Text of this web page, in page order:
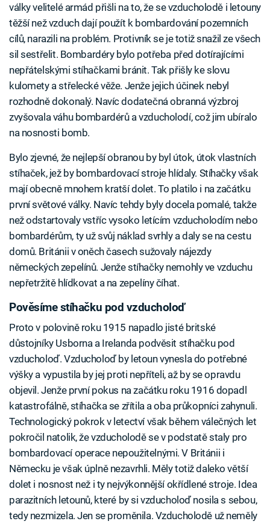
války velitelé armád přišli na to, že se vzducholodě i letouny
těžší než vzduch dají použít k bombardování pozemních
cílů, narazili na problém. Protivník se je totiž snažil ze všech
sil sestřelit. Bombardéry bylo potřeba před dotírajícími
nepřátelskými stíhačkami bránit. Tak přišly ke slovu
kulomety a střelecké věže. Jenže jejich účinek nebyl
rozhodně dokonalý. Navíc dodatečná obranná výzbroj
zvyšovala váhu bombardérů a vzducholodí, což jim ubíralo
na nosnosti bomb.
Bylo zjevné, že nejlepší obranou by byl útok, útok vlastních
stíhaček, jež by bombardovací stroje hlídaly. Stíhačky však
mají obecně mnohem kratší dolet. To platilo i na začátku
první světové války. Navíc tehdy byly docela pomalé, takže
než odstartovaly vstříc vysoko letícím vzducholodím nebo
bombardérům, ty už svůj náklad svrhly a daly se na cestu
domů. Británii v oněch časech sužovaly nájezdy
německých zepelínů. Jenže stíhačky nemohly ve vzduchu
nepřetržitě hlídkovat a na zepelíny číhat.
Pověsíme stíhačku pod vzducholoď
Proto v polovině roku 1915 napadlo jisté britské
důstojníky Usborna a Irelanda podvěsit stíhačku pod
vzducholoď. Vzducholoď by letoun vynesla do potřebné
výšky a vypustila by jej proti nepříteli, až by se opravdu
objevil. Jenže první pokus na začátku roku 1916 dopadl
katastrofálně, stíhačka se zřítila a oba průkopníci zahynuli.
Technologický pokrok v letectví však během válečných let
pokročil natolik, že vzducholodě se v podstatě staly pro
bombardovací operace nepoužitelnými. V Británii i
Německu je však úplně nezavrhli. Měly totiž daleko větší
dolet i nosnost než i ty nejvýkonnější okřídlené stroje. Idea
parazitních letounů, které by si vzducholoď nosila s sebou,
tedy nezmizela. Jen se proměnila. Vzducholodě už neměly